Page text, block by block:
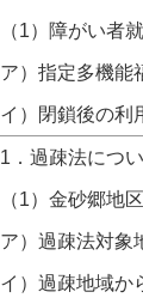
（1）障がい者
ア）指定多機能
イ）閉鎖後の利
1．過疎法につ
（1）金砂郷地
ア）過疎法対象
イ）過疎地域か